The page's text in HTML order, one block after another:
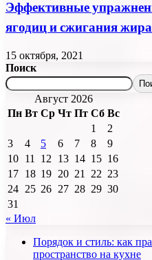
Эффективные
ягодиц и сжигания жира
15 октября, 2021
Поиск
Август 2026
Пн Вт Ср Чт Пт Сб Вс
1
2
3
4 5 6 7 8
9
10 11 12 13 14 15 16
17 18 19 20 21 22 23
24 25 26 27 28 29 30
31
« Июл
Порядок и стиль: как
пространство на кухне